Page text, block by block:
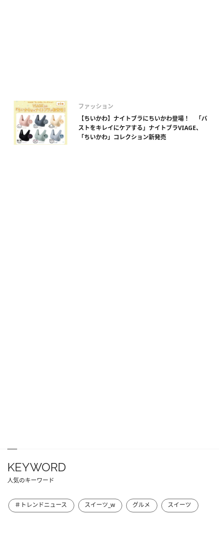
ファッション
【ちいかわ】ナイトブラにちいかわ登場！ 「バ
ストをキレイにケアする」ナイトブラVIAGE、
「ちいかわ」コレクション新発売
KEYWORD
人気のキーワード
＃トレンドニュース スイーツ_w グルメ スイーツ